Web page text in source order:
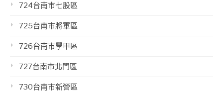
724台南市七股區
725台南市將軍區
726台南市學甲區
727台南市北門區
730台南市新營區